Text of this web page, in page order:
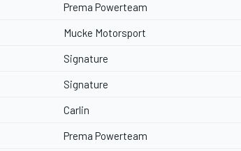
Prema Powerteam
Mucke Motorsport
Signature
Signature
Carlin
Prema Powerteam